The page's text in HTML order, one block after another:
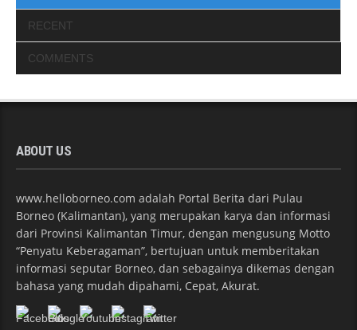
RECENT
COMMENTS
ABOUT US
www.helloborneo.com adalah Portal Berita dari Pulau
Borneo (Kalimantan), yang merupakan karya dan informasi
dari Provinsi Kalimantan Timur, dengan mengusung Motto
“Penyatu Keberagaman”, bertujuan untuk memberitakan
informasi seputar Borneo, dan sebagainya dikemas dengan
bahasa yang mudah dipahami, Cepat, Akurat.